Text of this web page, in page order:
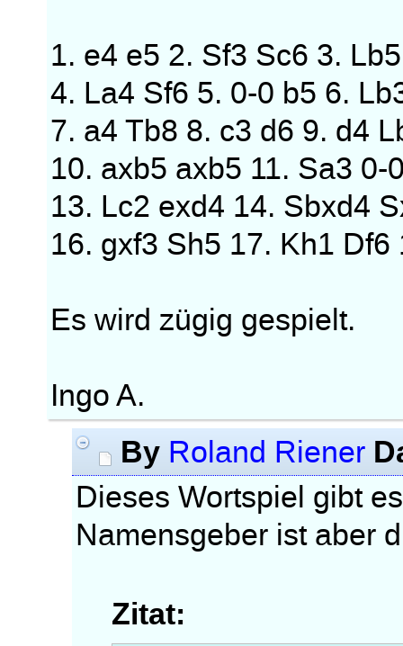
1. e4 e5 2. Sf3 Sc6 3.
4. La4 Sf6 5. 0-0 b5 6.
7. a4 Tb8 8. c3 d6 9. d4
10. axb5 axb5 11. Sa3 0-
13. Lc2 exd4 14. Sbxd4
16. gxf3 Sh5 17. Kh1 Df6
Es wird zügig gespielt.
Ingo A.
By Roland Riener
Dieses Wortspiel gibt
Namensgeber ist aber
Zitat: